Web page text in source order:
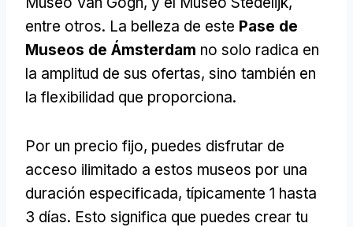
entre otros. La belleza de este Pase de
Museos de Ámsterdam no solo radica en
la amplitud de sus ofertas, sino también en
la flexibilidad que proporciona.
Por un precio fijo, puedes disfrutar de
acceso ilimitado a estos museos por una
duración especificada, típicamente 1 hasta
3 días. Esto significa que puedes crear tu